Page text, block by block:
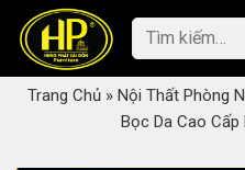
content
Tìm
kiếm:
Trang Chủ » Nội Thất Phòng
Bọc Da Cao Cấp